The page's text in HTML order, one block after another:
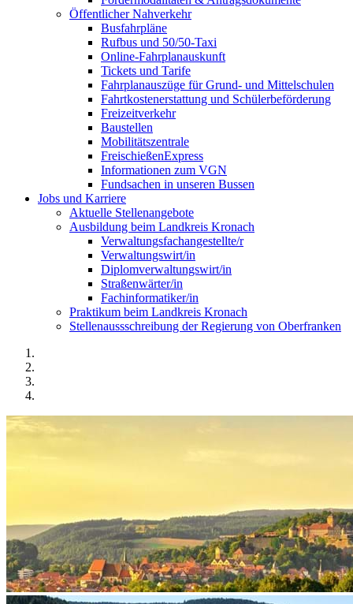
Öffentlicher Nahverkehr
Busfahrpläne
Rufbus und 50/50-Taxi
Online-Fahrplanauskunft
Tickets und Tarife
Fahrplanauszüge für Grund- und Mittelschulen
Fahrtkostenerstattung und Schülerbeförderung
Freizeitverkehr
Baustellen
Mobilitätszentrale
FreischießenExpress
Informationen zum VGN
Fundsachen in unseren Bussen
Jobs und Karriere
Aktuelle Stellenangebote
Ausbildung beim Landkreis Kronach
Verwaltungsfachangestellte/r
Verwaltungswirt/in
Diplomverwaltungswirt/in
Straßenwärter/in
Fachinformatiker/in
Praktikum beim Landkreis Kronach
Stellenaussschreibung der Regierung von Oberfranken